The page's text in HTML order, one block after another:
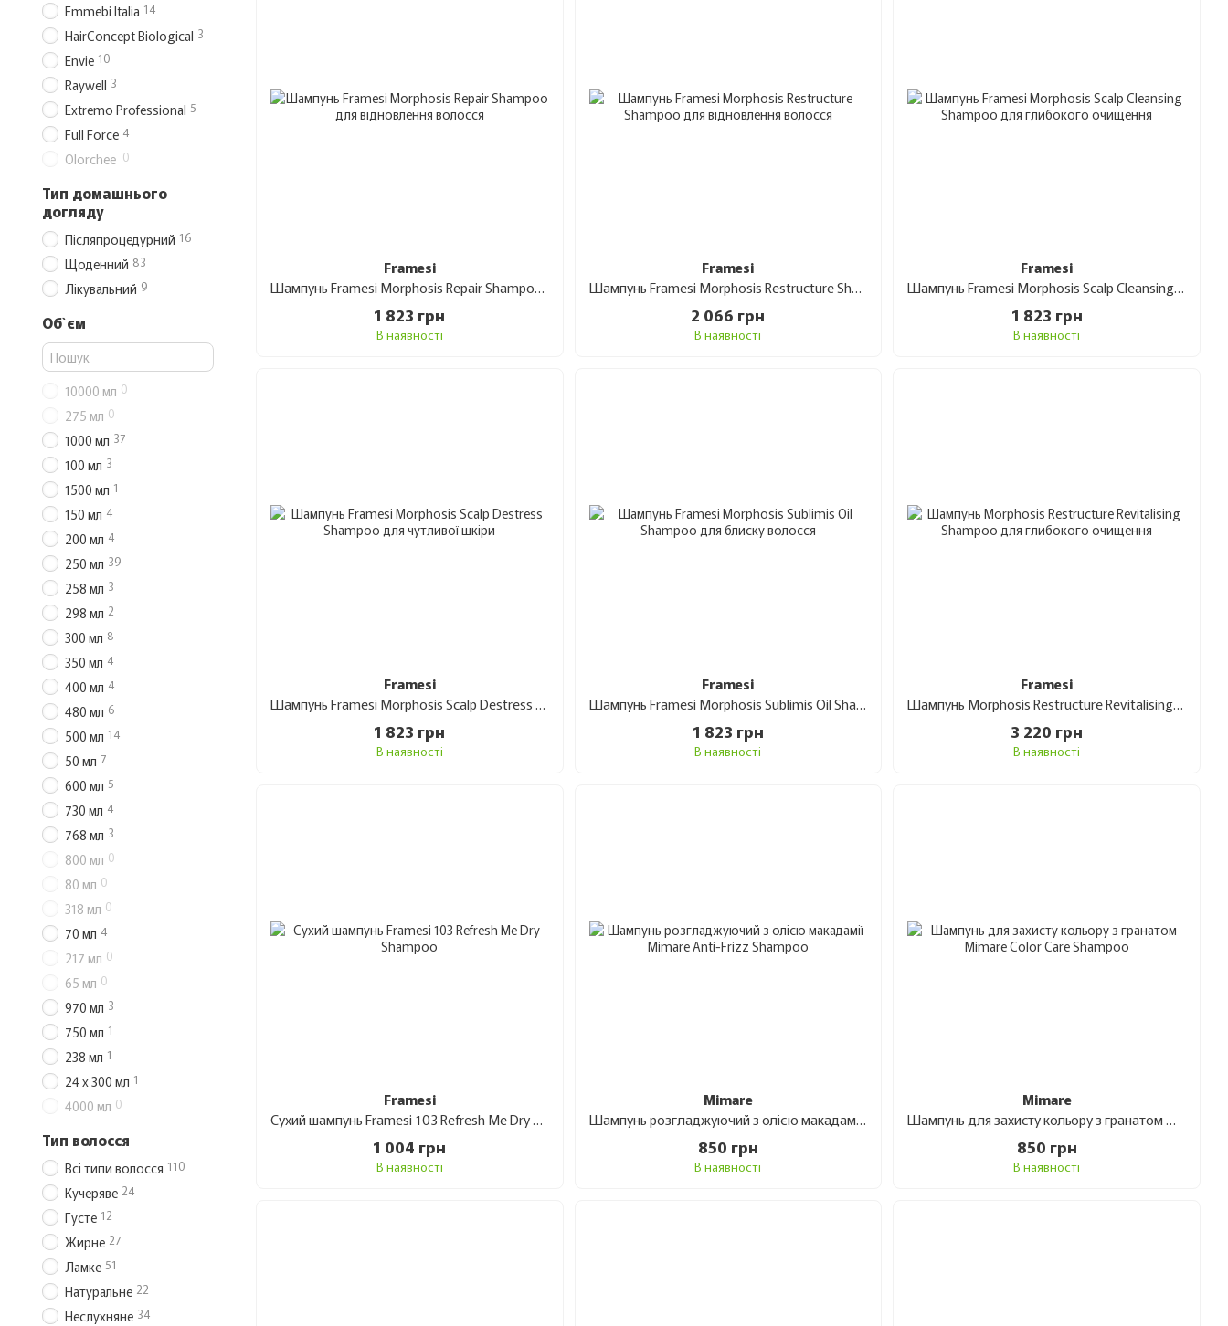
Framesi
Шампунь Framesi Morphosis Repair Shampoo для відновлення волосся 1 л
1 823 грн
В наявності
Framesi
Шампунь Framesi Morphosis Restructure Shampoo для відновлення волосся 1 л
2 066 грн
В наявності
Framesi
Шампунь Framesi Morphosis Scalp Cleansing Shampoo для глибокого очищення 1 л
1 823 грн
В наявності
Framesi
Шампунь Framesi Morphosis Scalp Destress Shampoo для чутливої шкіри 1 л
1 823 грн
В наявності
Framesi
Шампунь Framesi Morphosis Sublimis Oil Shampoo для блиску волосся 1 л
1 823 грн
В наявності
Framesi
Шампунь Morphosis Restructure Revitalising Shampoo для глибокого очищення 1 л
3 220 грн
В наявності
Framesi
Сухий шампунь Framesi 103 Refresh Me Dry Shampoo 150 мл
1 004 грн
В наявності
Mimare
Шампунь розгладжуючий з олією макадамії Mimare Anti-Frizz Shampoo 480 мл
850 грн
В наявності
Mimare
Шампунь для захисту кольору з гранатом Mimare Color Care Shampoo 480 мл
850 грн
В наявності
Emmebi Italia 14
HairConcept Biological 3
Envie 10
Raywell 3
Extremo Professional 5
Full Force 4
Olorchee 0
Тип домашнього
догляду
Післяпроцедурний 16
Щоденний 83
Лікувальний 9
Об`єм
10000 мл 0
275 мл 0
1000 мл 37
100 мл 3
1500 мл 1
150 мл 4
200 мл 4
250 мл 39
258 мл 3
298 мл 2
300 мл 8
350 мл 4
400 мл 4
480 мл 6
500 мл 14
50 мл 7
600 мл 5
730 мл 4
768 мл 3
800 мл 0
80 мл 0
318 мл 0
70 мл 4
217 мл 0
65 мл 0
970 мл 3
750 мл 1
238 мл 1
24 х 300 мл 1
4000 мл 0
Тип волосся
Всі типи волосся 110
Кучеряве 24
Густе 12
Жирне 27
Ламке 51
Натуральне 22
Неслухняне 34